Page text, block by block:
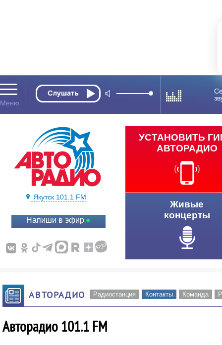
Якутск 101.1 FM
Напиши в эфир
УСТАНОВИТЬ
АВТОРАДИО
Живые
концерты
АВТОРАДИО Радиостанция Контакты Команда
Авторадио 101.1 FM